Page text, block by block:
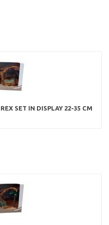
SET IN DISPLAY 22-35 CM